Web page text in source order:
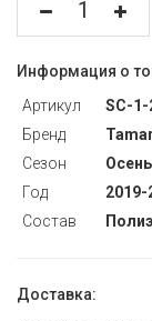
Информация о
Артикул
SC-
Бренд
Сезон
Год
2019-
Состав
Доставка: